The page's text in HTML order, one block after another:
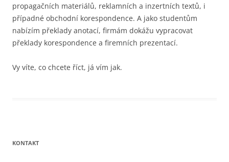
propagačních materiálů, reklamních a inzertních textů, i
případné obchodní korespondence. A jako studentům
nabízím překlady anotací, firmám dokážu vypracovat
překlady korespondence a firemních prezentací.
Vy víte, co chcete říct, já vím jak.
KONTAKT